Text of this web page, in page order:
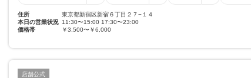
住所
東京都新宿区新宿６丁目２７−１４
本日の営業状況 11:30〜15:00 17:30〜23:00
価格帯
￥3,500〜￥6,000
店舗公式